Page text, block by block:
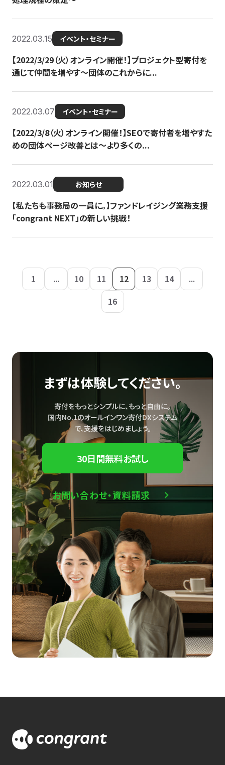
2022.03.15 イベント・セミナー
【2022/3/29（火）オンライン開催！】プロジェクト型寄付を
通じて仲間を増やす～団体のこれからに...
2022.03.07 イベント・セミナー
【2022/3/8（火）オンライン開催！】SEOで寄付者を増やすた
めの団体ページ改善とは～より多くの...
2022.03.01 お知らせ
【私たちも事務局の一員に。】ファンドレイジング業務支援
「congrant NEXT」の新しい挑戦！
1 ... 10 11 12 13 14
...
16
まずは体験してください。
寄付をもっとシンプルに、もっと自由に。
国内No.1のオールインワン寄付DXシステム
で、支援をはじめましょう。
30日間無料お試し
お問い合わせ・資料請求